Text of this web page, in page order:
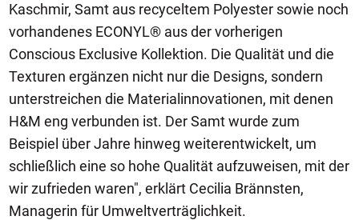
Kaschmir, Samt aus recyceltem Polyester sowie noch
vorhandenes ECONYL® aus der vorherigen
Conscious Exclusive Kollektion. Die Qualität und die
Texturen ergänzen nicht nur die Designs, sondern
unterstreichen die Materialinnovationen, mit denen
H&M eng verbunden ist. Der Samt wurde zum
Beispiel über Jahre hinweg weiterentwickelt, um
schließlich eine so hohe Qualität aufzuweisen, mit der
wir zufrieden waren", erklärt Cecilia Brännsten,
Managerin für Umweltverträglichkeit.